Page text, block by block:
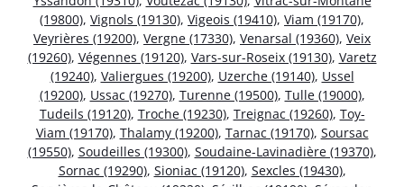
(19800), Vignols (19130), Vigeois (19410), Viam (19170),
Veyrières (19200), Vergne (17330), Venarsal (19360), Veix
(19260), Végennes (19120), Vars-sur-Roseix (19130), Varetz
(19240), Valiergues (19200), Uzerche (19140), Ussel
(19200), Ussac (19270), Turenne (19500), Tulle (19000),
Tudeils (19120), Troche (19230), Treignac (19260), Toy-
Viam (19170), Thalamy (19200), Tarnac (19170), Soursac
(19550), Soudeilles (19300), Soudaine-Lavinadière (19370),
Sornac (19290), Sioniac (19120), Sexcles (19430),